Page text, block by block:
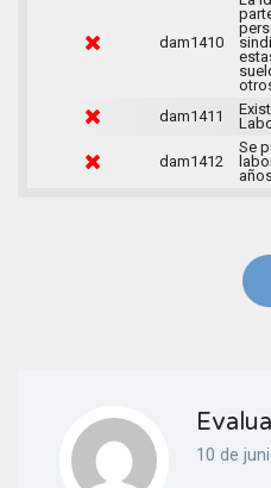
dam1410
dam1411
dam1412
Se
10 de